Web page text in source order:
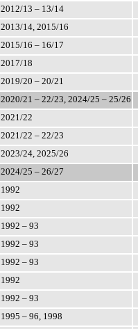
2012/13 – 13/14
2013/14, 2015/16
2015/16 – 16/17
2017/18
2019/20 – 20/21
2020/21 – 22/23, 2024/25 – 25/26
2021/22
2021/22 – 22/23
2023/24, 2025/26
2024/25 – 26/27
1992
1992
1992 – 93
1992 – 93
1992 – 93
1992
1992 – 93
1995 – 96, 1998